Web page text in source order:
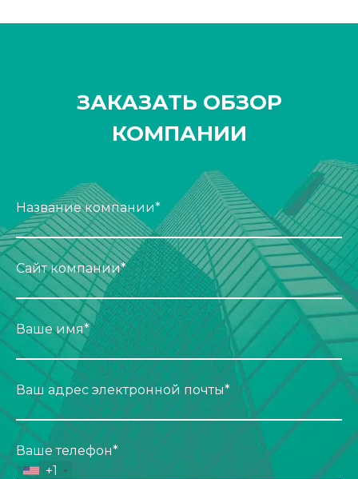
ЗАКАЗАТЬ ОБЗОР
КОМПАНИИ
Название компании*
Сайт компании*
Ваше имя*
Ваш адрес электронной почты*
Ваше телефон*
+1